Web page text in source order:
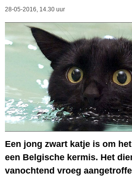
28-05-2016, 14.30 uur
Een jong zwart katje is om
een Belgische kermis. Het
vanochtend vroeg